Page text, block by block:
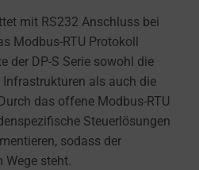
mit RS232 Anschluss bei
Modbus-RTU Protokoll
der DP-S Serie sowohl die
als auch die
das offene Modbus-RTU
Steuerlösungen
sodass der
steht.